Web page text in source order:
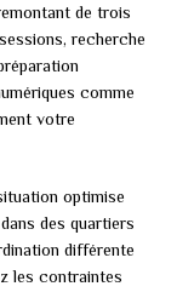
de trois
recherche
comme
votre
optimise
des quartiers
différente
les contraintes